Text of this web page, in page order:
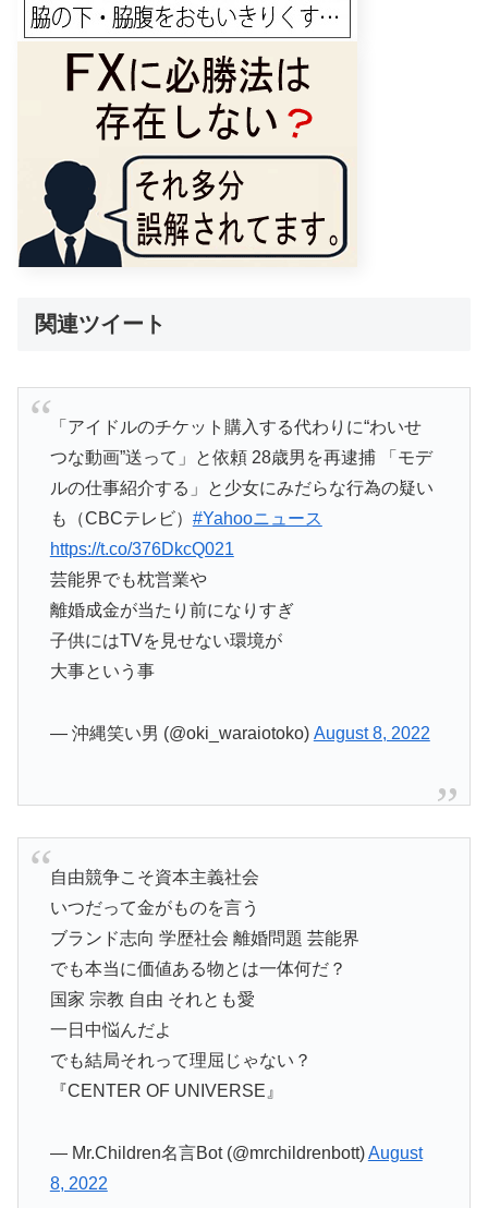
関連ツイート
「アイドルのチケット購入する代わりに“わいせ
つな動画”送って」と依頼 28歳男を再逮捕 「モデ
ルの仕事紹介する」と少女にみだらな行為の疑い
も（CBCテレビ） #Yahooニュース
https://t.co/376DkcQ021
芸能界でも枕営業や
離婚成金が当たり前になりすぎ
子供にはTVを見せない環境が
大事という事
— 沖縄笑い男 (@oki_waraiotoko) August 8, 2022
自由競争こそ資本主義社会
いつだって金がものを言う
ブランド志向 学歴社会 離婚問題 芸能界
でも本当に価値ある物とは一体何だ？
国家 宗教 自由 それとも愛
一日中悩んだよ
でも結局それって理屈じゃない？
『CENTER OF UNIVERSE』
— Mr.Children名言Bot (@mrchildrenbott)August
8, 2022